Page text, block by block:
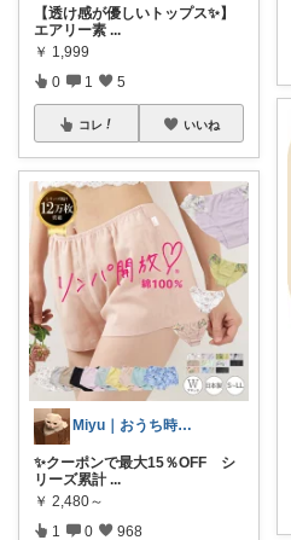
【透け感が優しいトップス✨】
エアリー素 ...
￥ 1,999
0 1 5
コレ いいね
Miyu｜おうち時間の小さな幸せ🌸
✨クーポンで最大15％OFF シ
リーズ累計 ...
￥ 2,480～
1 0 968